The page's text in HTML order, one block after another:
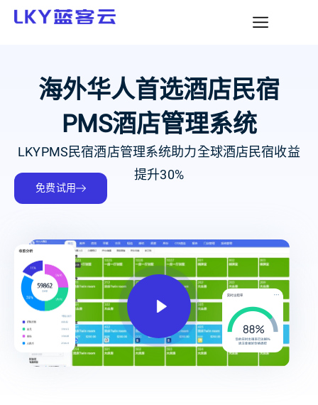
海外华人首选酒店民宿
PMS酒店管理系统
LKYPMS民宿酒店管理系统助力全球酒店民宿收益
提升30%
免费试用